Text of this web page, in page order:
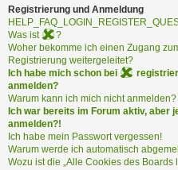
s
t
r
i
e
r
e
n
P
Registrierung und Anmeldung
Was ist
?
Woher bekomme ich einen Zugang
Registrierung weitergeleitet?
Ich habe mich schon bei
registriert, aber kann mich
anmelden?
Warum kann ich mich nicht anmelden?
Ich war bereits im Forum aktiv, aber
anmelden?!
Ich habe mein Passwort vergessen!
Warum werde ich automatisch
Wozu ist die „Alle Cookies des Boards